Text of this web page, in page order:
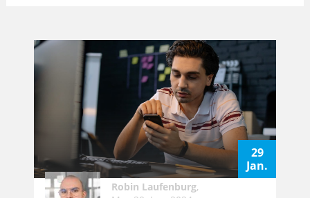
29
Jan.
Robin Laufenburg,